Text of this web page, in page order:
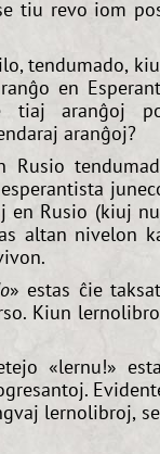
tiu revo iom
tendumado,
en
tiaj aranĝoj
aranĝoj?
Rusio
en Rusio (kiuj
altan nivelon
» estas ĉie
Kiun
«lernu!»
lernolibroj,